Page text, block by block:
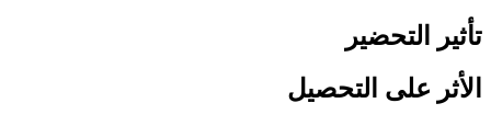
تأثير التحضير
الأثر على التحصيل